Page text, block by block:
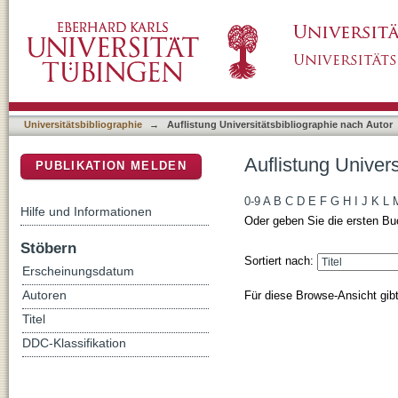
Universitätsbibliographie → Auflistung Universitätsbibliographie nach Autor
Auflistung
0-9 A B C D E F G H J K L
Oder geben Sie die ersten
Sortiert nach:
Für diese Browse-Ansicht
PUBLIKATION MELDEN
Hilfe und Informationen
Stöbern
Erscheinungsdatum
Autoren
Titel
DDC-Klassifikation